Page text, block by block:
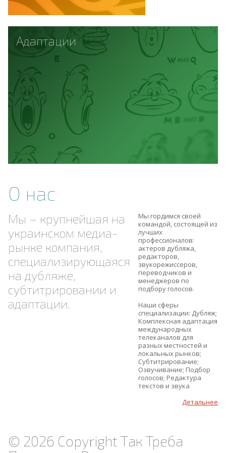
Адаптации
О нас
Мы – крупнейшая на
украинском медиа-
рынке компания,
специализирующаяся
на дубляже,
субтитрировании и
адаптации.
Мы гордимся своей
командой, состоящей из
лучших
профессионалов:
актеров дубляжа,
редакторов,
звукорежиссеров,
переводчиков и
менеджеров по
подбору голосов.
Наши сферы
специализации: Дубляж;
Комплексная адаптация
международных
телеканалов для
разных местностей и
локальных рынков;
Субтитрирование;
Озвучивание; Подбор
голосов; Редактура
текстов и звука
Детальнее
© 2026 Copyright Так Треба